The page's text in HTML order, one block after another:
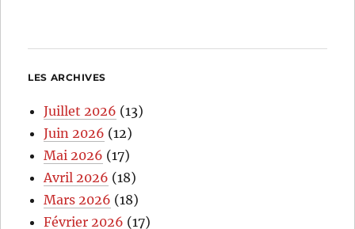
LES ARCHIVES
Juillet 2026 (13)
Juin 2026 (12)
Mai 2026 (17)
Avril 2026 (18)
Mars 2026 (18)
Février 2026 (17)